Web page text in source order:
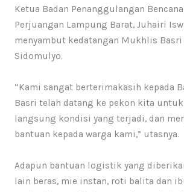
Ketua Badan Penanggulangan
Perjuangan Lampung Barat, Juhairi
menyambut kedatangan Mukhlis Basri
Sidomulyo.
“Kami sangat berterimakasih kepada
Basri telah datang ke pekon kita
langsung kondisi yang terjadi, dan
bantuan kepada warga kami,” utasnya.
Adapun bantuan logistik yang
lain beras, mie instan, roti balita dan